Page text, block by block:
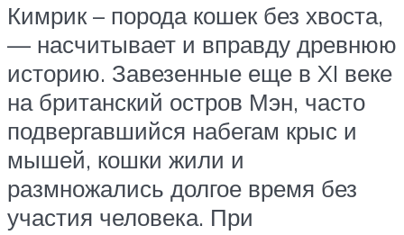
Кимрик – порода кошек без хвоста,
— насчитывает и вправду древнюю
историю. Завезенные еще в XI веке
на британский остров Мэн, часто
подвергавшийся набегам крыс и
мышей, кошки жили и
размножались долгое время без
участия человека. При